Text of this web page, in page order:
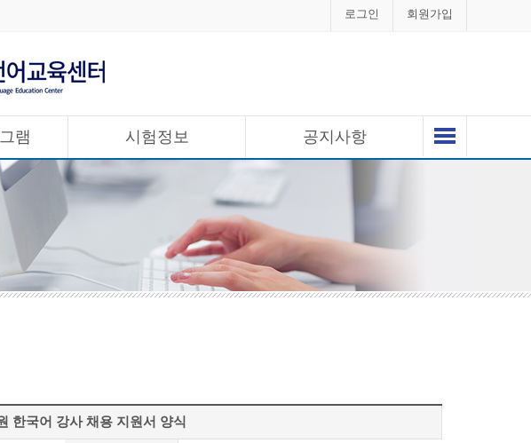
로그인 회원가입
램 시험정보 공지사항
한국어 강사 채용 지원서 양식